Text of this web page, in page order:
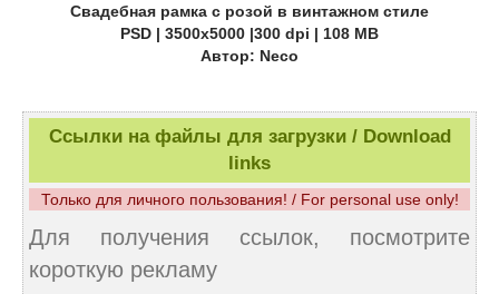
Свадебная рамка с розой в винтажном стиле
PSD | 3500х5000 |300 dpi | 108 MB
Автор: Neco
Ссылки на файлы для загрузки / Download
links
Только для личного пользования! / For personal use only!
Для получения ссылок, посмотрите
короткую рекламу